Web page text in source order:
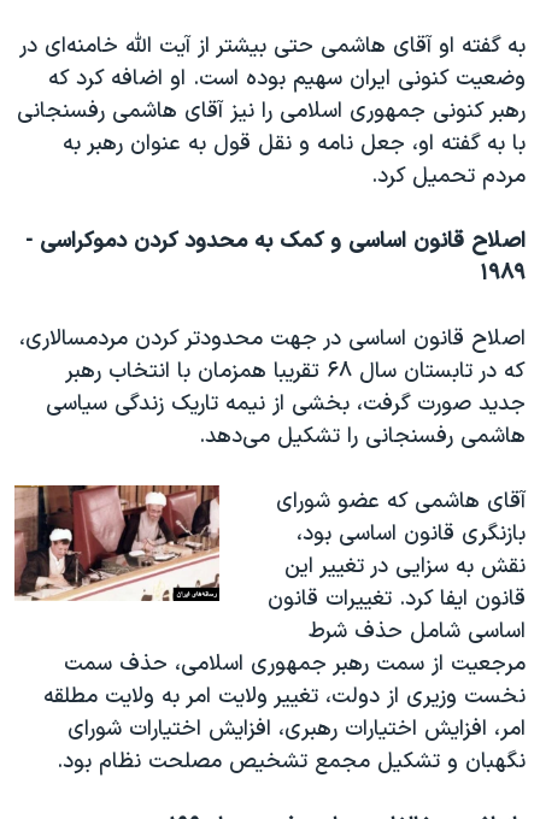
به گفته او آقای هاشمی حتی بیشتر از آیت الله خامنه‌ای در
وضعیت کنونی ایران سهیم بوده است. او اضافه کرد که
رهبر کنونی جمهوری اسلامی را نیز آقای هاشمی رفسنجانی
با به گفته او، جعل نامه و نقل قول به عنوان رهبر به
مردم تحمیل کرد.
اصلاح قانون اساسی و کمک به محدود کردن دموکراسی -
۱۹۸۹
اصلاح قانون اساسی در جهت محدودتر کردن مردمسالاری،
که در تابستان سال ۶۸ تقریبا همزمان با انتخاب رهبر
جدید صورت گرفت، بخشی از نیمه تاریک زندگی سیاسی
هاشمی رفسنجانی را تشکیل می‌دهد.
آقای هاشمی که عضو شورای
بازنگری قانون اساسی بود،
نقش به سزایی در تغییر این
قانون ایفا کرد. تغییرات قانون
اساسی شامل حذف شرط
مرجعیت از سمت رهبر جمهوری اسلامی، حذف سمت
نخست وزیری از دولت، تغییر ولایت امر به ولایت مطلقه
امر، افزایش اختیارات رهبری، افزایش اختیارات شورای
نگهبان و تشکیل مجمع تشخیص مصلحت نظام بود.